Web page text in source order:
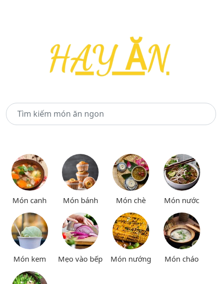
Món canh Món bánh Món chè Món nước
Món kem Mẹo vào bếp Món nướng Món cháo